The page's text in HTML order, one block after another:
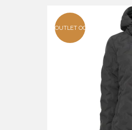
OUTLET OG TILBUD